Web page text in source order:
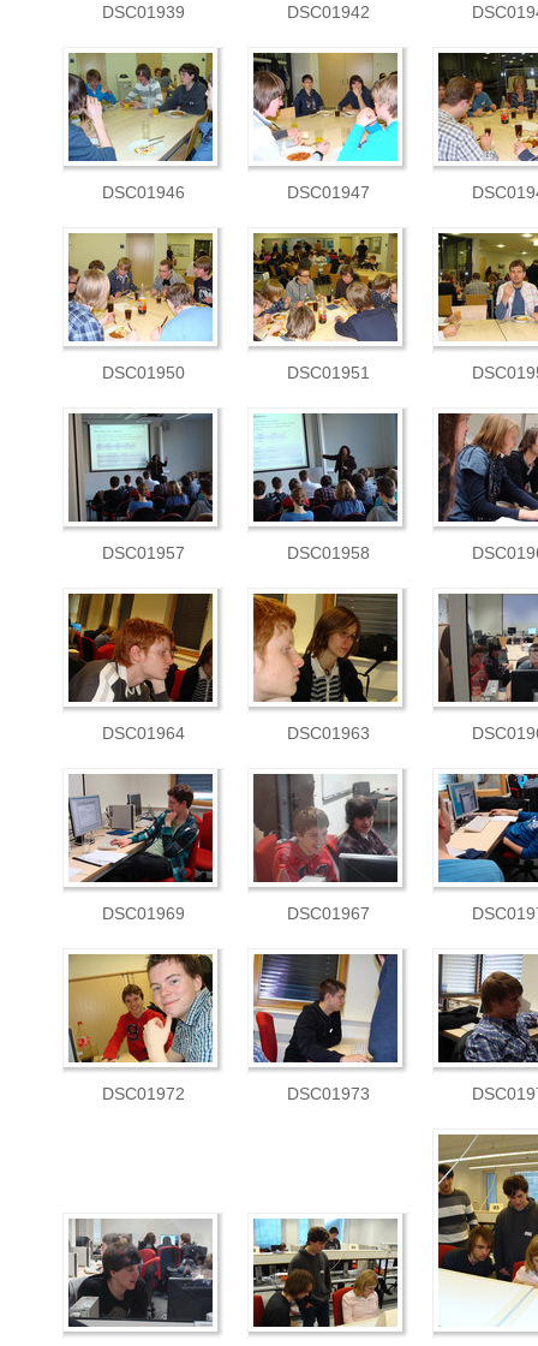
DSC01939 DSC01942
DSC01946 DSC01947
DSC01950 DSC01951
DSC01957 DSC01958
DSC01964 DSC01963
DSC01969 DSC01967
DSC01972 DSC01973